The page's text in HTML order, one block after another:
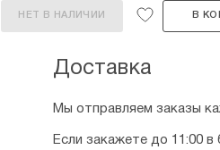
НЕТ В НАЛИЧИИ В
Доставка
Мы отправляем заказы
Если закажете до 11:00